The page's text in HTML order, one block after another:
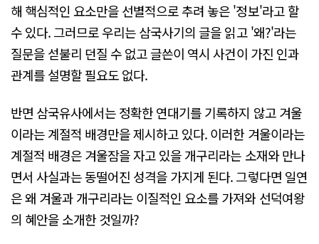
해 핵심적인 요소만을 선별적으로 추려 놓은 '정보'라고 할
수 있다. 그러므로 우리는 삼국사기의 글을 읽고 '왜?'라는
질문을 섣불리 던질 수 없고 글쓴이 역시 사건이 가진 인과
관계를 설명할 필요도 없다.
반면 삼국유사에서는 정확한 연대기를 기록하지 않고 겨울
이라는 계절적 배경만을 제시하고 있다. 이러한 겨울이라는
계절적 배경은 겨울잠을 자고 있을 개구리라는 소재와 만나
면서 사실과는 동떨어진 성격을 가지게 된다. 그렇다면 일연
은 왜 겨울과 개구리라는 이질적인 요소를 가져와 선덕여왕
의 혜안을 소개한 것일까?